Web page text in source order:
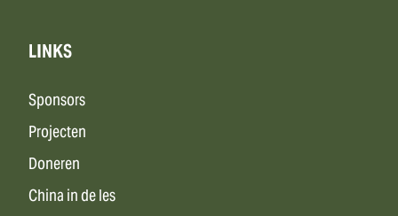
LINKS
Sponsors
Projecten
Doneren
China in de les